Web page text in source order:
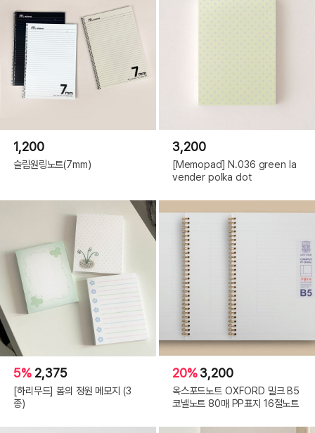
1,200
슬림원링노트(7mm)
3,200
[Memopad] N.036 green la
vender polka dot
5% 2,375
[하리무드] 봄의 정원 메모지 (3
종)
20%3,200
옥스포드노트 OXFORD 밀크 B5
코넬노트 80매 PP표지 16절노트